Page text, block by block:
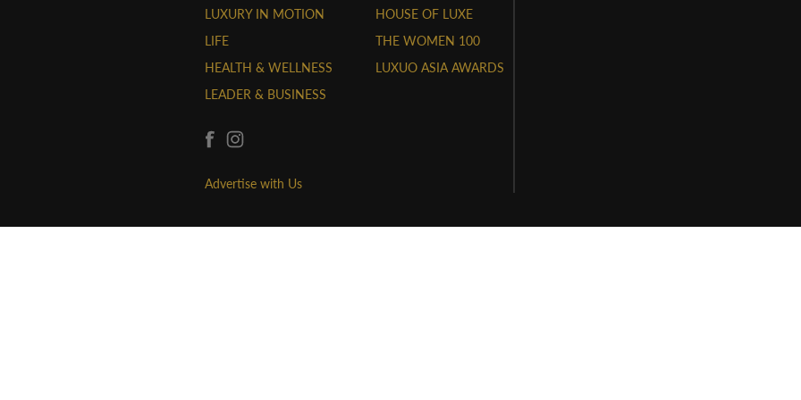
LUXURY IN MOTION
LIFE
HEALTH & WELLNESS
LEADER & BUSINESS
Advertise with Us
HOUSE OF LUXE
THE WOMEN 100
LUXUO ASIA AWARDS